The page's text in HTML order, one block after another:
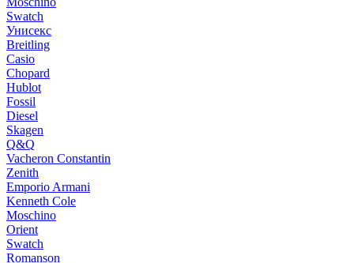
Swatch
Унисекс
Breitling
Casio
Chopard
Hublot
Fossil
Diesel
Skagen
Q&Q
Vacheron Constantin
Zenith
Emporio Armani
Kenneth Cole
Moschino
Orient
Swatch
Romanson